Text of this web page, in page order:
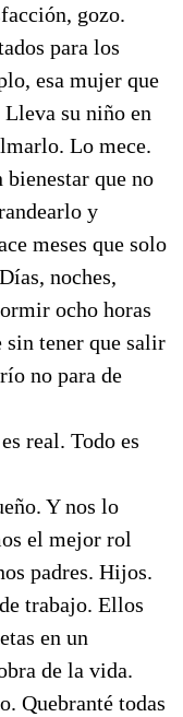
gozo.
para los
esa mujer que
su niño en
Lo mece.
que no
y
meses que solo
noches,
ocho horas
sin tener que salir
no para de
real. Todo es
Y nos lo
el mejor rol
padres. Hijos.
trabajo. Ellos
en un
de la vida.
Quebranté todas